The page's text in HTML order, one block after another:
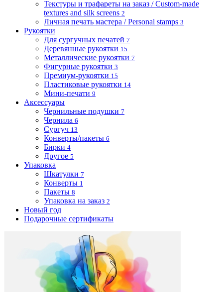
Текстуры и трафареты на заказ / Custom-made
textures and silk screens 2
Личная печать мастера / Personal stamps 3
Рукоятки
Для сургучных печатей 7
Деревянные рукоятки 15
Металлические рукоятки 7
Фигурные рукоятки 3
Премиум-рукоятки 15
Пластиковые рукоятки 14
Мини-печати 9
Аксессуары
Чернильные подушки 7
Чернила 6
Сургуч 13
Конверты/пакеты 6
Бирки 4
Другое 5
Упаковка
Шкатулки 7
Конверты 1
Пакеты 8
Упаковка на заказ 2
Новый год
Подарочные сертификаты